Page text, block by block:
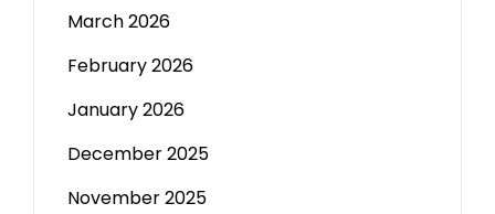
March 2026
February 2026
January 2026
December 2025
November 2025